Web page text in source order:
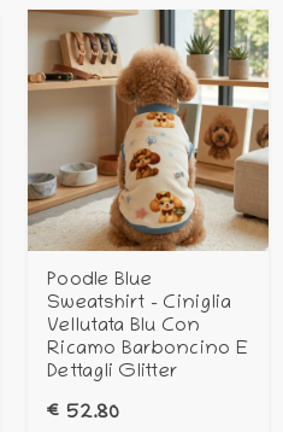
Poodle Blue
Sweatshirt - Ciniglia
Vellutata Blu Con
Ricamo Barboncino E
Dettagli Glitter
€ 52.80